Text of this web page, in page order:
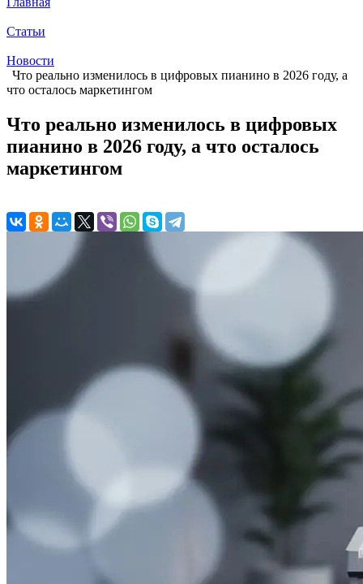
Статьи
Новости
Что реально изменилось в цифровых пианино в 2026 году, а
что осталось маркетингом
Что реально изменилось в цифровых
пианино в 2026 году, а что осталось
маркетингом